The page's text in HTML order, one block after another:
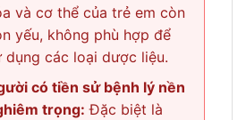
và cơ thể của trẻ em còn
yếu, không phù hợp để
dụng các loại dược liệu.
có tiền sử bệnh lý nền
trọng: Đặc biệt là